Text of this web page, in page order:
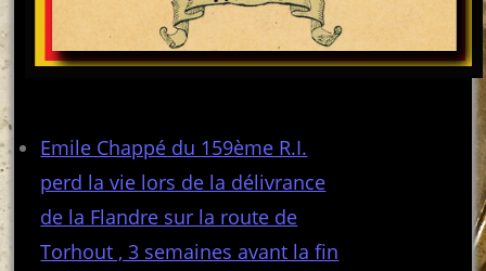
Emile Chappé du 159ème R.I.
perd la vie lors de la délivrance
de la Flandre sur la route de
Torhout , 3 semaines avant la fin